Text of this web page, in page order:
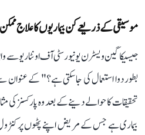
موسیقی کے ذریعے کن بیماریوں کا علاج
جیسیکا گین ویسٹرن یونیورسٹی آف اونٹاریو سے
بطور دوا استعمال کی جا سکتی ہے؟" کے
تحقیقات کا حوالے دینے کے بعد وہ پارکسنز کی
بیماری ہے جس کے مریض اپنے پٹھوں پر کنٹرول